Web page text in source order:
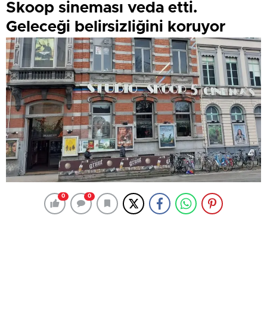
Skoop sineması veda etti.
Geleceği belirsizliğini koruyor
0 0